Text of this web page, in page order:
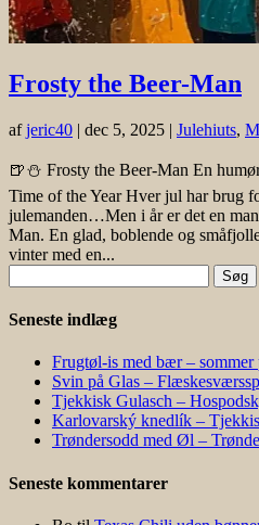
Frosty the Beer-Man
afjeric40 | dec 5, 2025 | Julehiuts,
🍺⛄ Frosty the Beer-Man En
Time of the Year Hver jul har brug
julemanden…Men i år er det en
Man. En glad, boblende og
vinter med en...
efter:
Seneste indlæg
Frugtøl-is med bær – sommer
Svin på Glas –
Tjekkisk Gulasch –
Karlovarský knedlík –
Trøndersodd med Øl –
Seneste kommentarer